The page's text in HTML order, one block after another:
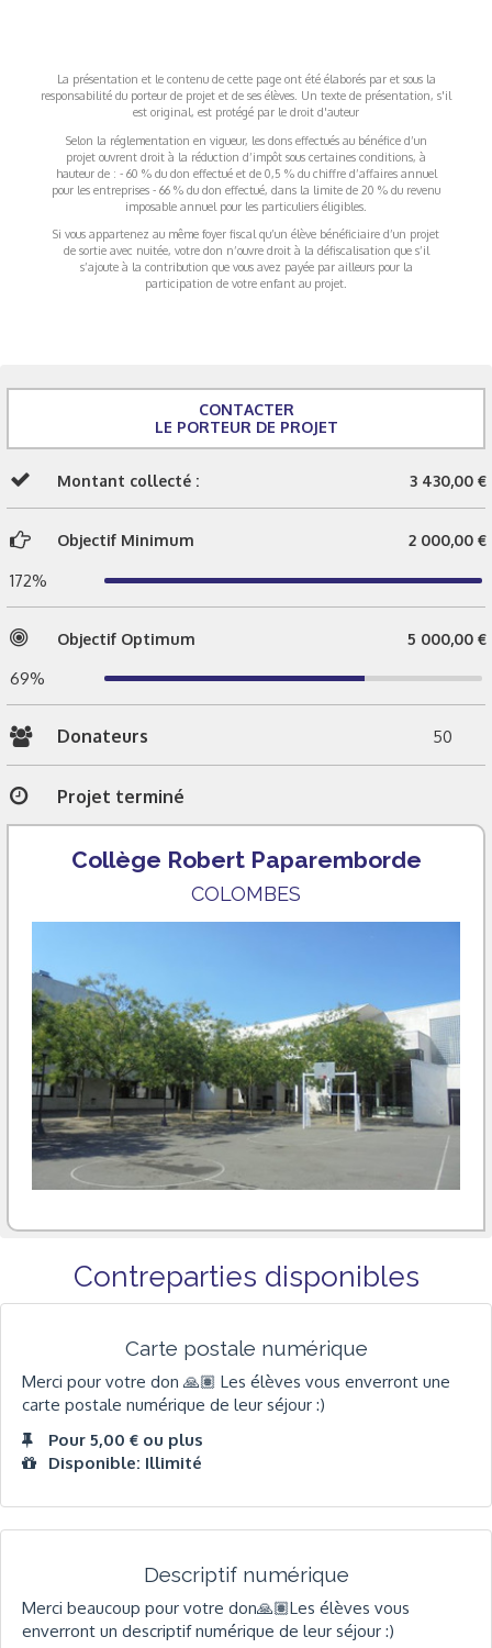
La présentation et le contenu de cette page ont été élaborés par et sous la
responsabilité du porteur de projet et de ses élèves. Un texte de présentation, s'il
est original, est protégé par le droit d'auteur
Selon la réglementation en vigueur, les dons effectués au bénéfice d’un
projet ouvrent droit à la réduction d’impôt sous certaines conditions, à
hauteur de : - 60 % du don effectué et de 0,5 % du chiffre d’affaires annuel
pour les entreprises - 66 % du don effectué, dans la limite de 20 % du revenu
imposable annuel pour les particuliers éligibles.
Si vous appartenez au même foyer fiscal qu’un élève bénéficiaire d’un projet
de sortie avec nuitée, votre don n’ouvre droit à la défiscalisation que s’il
s’ajoute à la contribution que vous avez payée par ailleurs pour la
participation de votre enfant au projet.
CONTACTER
LE PORTEUR DE PROJET
Montant collecté : 3 430,00 €
Objectif Minimum 2 000,00 €
172%
Objectif Optimum 5 000,00 €
69%
Donateurs 50
Projet terminé
Collège Robert Paparemborde
COLOMBES
Contreparties disponibles
Carte postale numérique
Merci pour votre don 🙏🏽 Les élèves vous enverront une
carte postale numérique de leur séjour :)
Pour 5,00 € ou plus
Disponible: Illimité
Descriptif numérique
Merci beaucoup pour votre don🙏🏽Les élèves vous
enverront un descriptif numérique de leur séjour :)